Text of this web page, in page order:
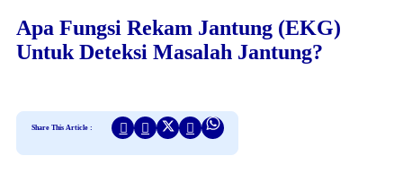
Apa Fungsi Rekam Jantung (EKG)
Untuk Deteksi Masalah Jantung?
Share This Article :